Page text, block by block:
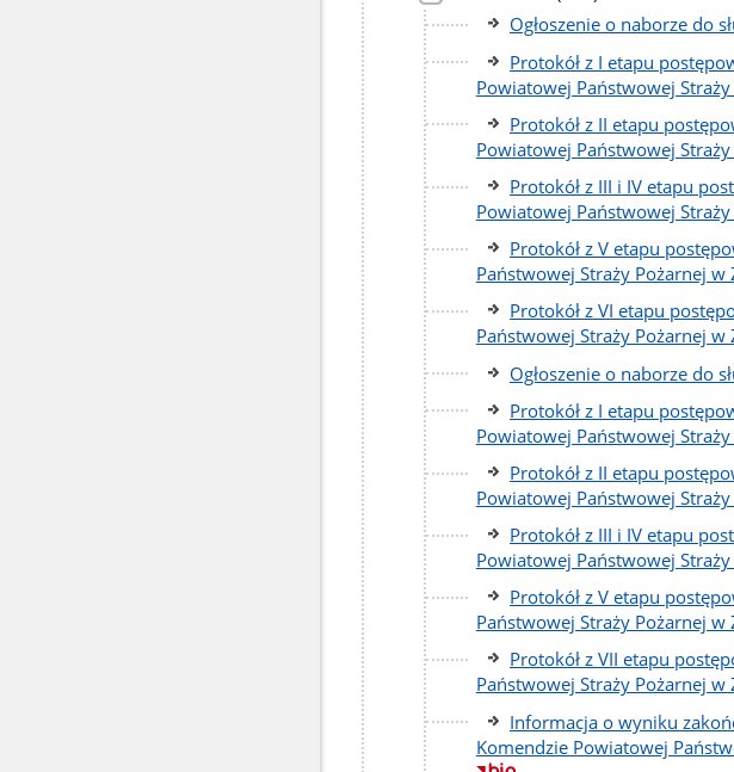
podstron
Ogłoszenie o naborze do
Protokół z I etapu
Powiatowej Państwowej
Protokół z II etapu
Powiatowej Państwowej
Protokół z III i IV etapu
Powiatowej Państwowej
Protokół z V etapu
Państwowej Straży Pożarnej
Protokół z VI etapu
Państwowej Straży Pożarnej
Ogłoszenie o naborze do
Protokół z I etapu
Powiatowej Państwowej
Protokół z II etapu
Powiatowej Państwowej
Protokół z III i IV etapu
Powiatowej Państwowej
Protokół z V etapu
Państwowej Straży Pożarnej
Protokół z VII etapu
Państwowej Straży Pożarnej
Informacja o wyniku
Komendzie Powiatowej